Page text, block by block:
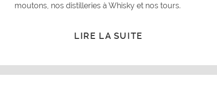
moutons, nos distilleries à Whisky et nos tours.
LIRE LA SUITE